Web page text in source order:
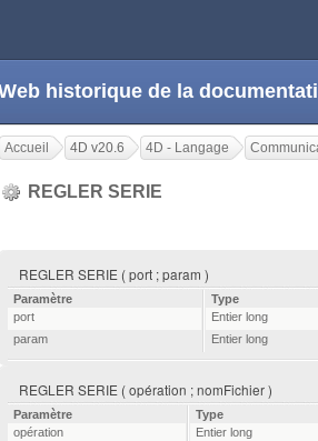
historique de la
Accueil 4D v20.6 4D - Langage
REGLER SERIE
REGLER SERIE ( port ; param )
Paramètre Type
port
Entier long
param
Entier long
REGLER SERIE ( opération ; nomFichier )
Paramètre Type
opération
Entier long